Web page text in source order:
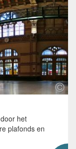
het
plafonds en